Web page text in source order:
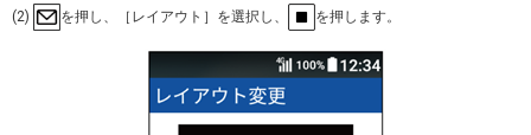
(2) を押し、［レイアウト］を選択し、 を押します。